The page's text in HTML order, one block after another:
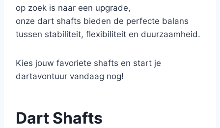
op zoek is naar een upgrade,
onze dart shafts bieden de perfecte balans
tussen stabiliteit, flexibiliteit en duurzaamheid.
Kies jouw favoriete shafts en start je
dartavontuur vandaag nog!
Dart Shafts